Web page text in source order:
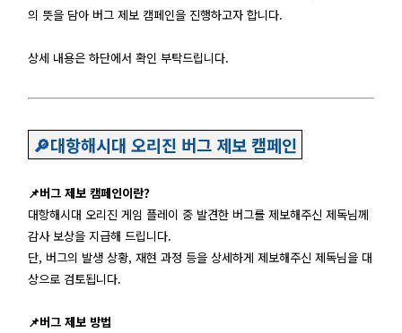
의 뜻을 담아 버그 제보 캠페인을 진행하고자 합니다.
상세 내용은 하단에서 확인 부탁드립니다.
🔎대항해시대 오리진 버그 제보 캠페인
📌버그 제보 캠페인이란?
대항해시대 오리진 게임 플레이 중 발견한 버그를 제보해주신 제독님께
감사 보상을 지급해 드립니다.
단, 버그의 발생 상황, 재현 과정 등을 상세하게 제보해주신 제독님을 대
상으로 검토됩니다.
📌버그 제보 방법